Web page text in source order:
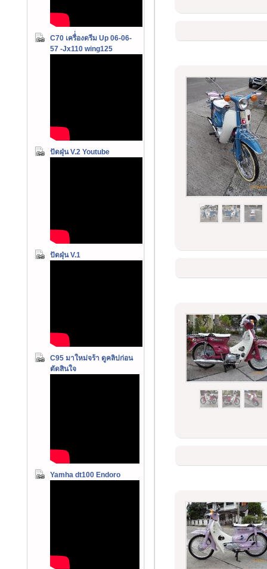
C70 เครื่่องดรีม Up 06-06-
57 -Jx110 wing125
ปัดฝุ่น V.2 Youtube
ปัดฝุ่น V.1
C95 มาใหม่จร้า ดูคลิปก่อน
ตัดสินใจ
Yamha dt100 Endoro